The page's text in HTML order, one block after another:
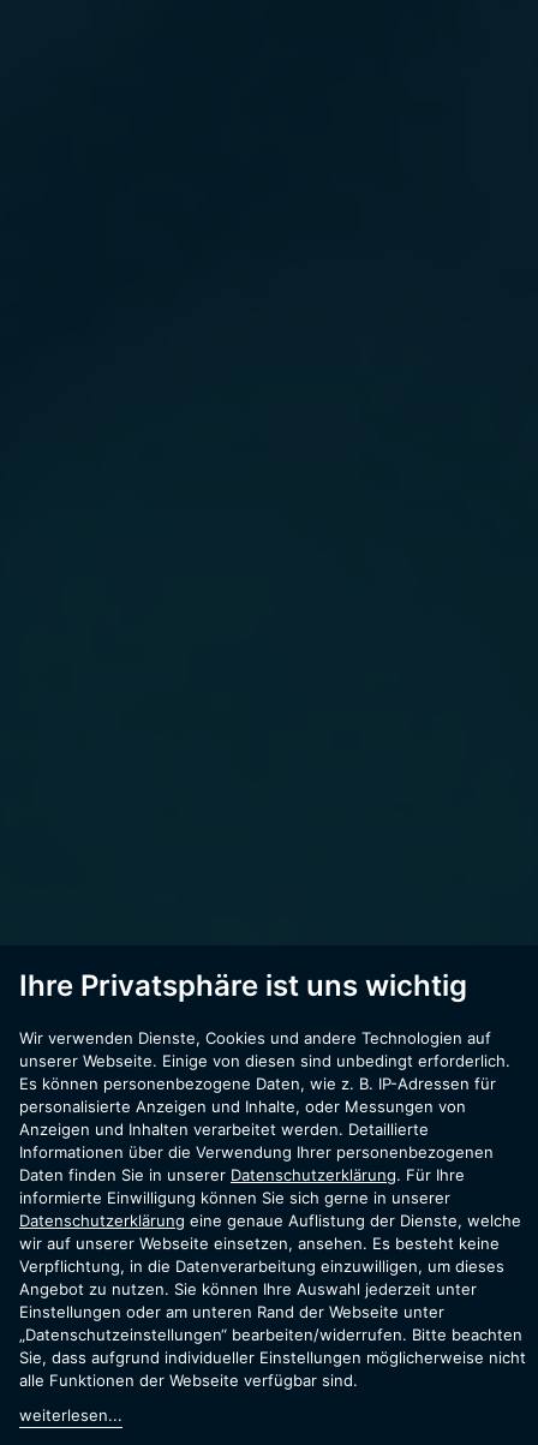
Ihre Privatsphäre ist uns wichtig
Wir verwenden Dienste, Cookies und andere Technologien auf
unserer Webseite. Einige von diesen sind unbedingt erforderlich.
Es können personenbezogene Daten, wie z. B. IP-Adressen für
personalisierte Anzeigen und Inhalte, oder Messungen von
Anzeigen und Inhalten verarbeitet werden. Detaillierte
Informationen über die Verwendung Ihrer personenbezogenen
Daten finden Sie in unserer Datenschutzerklärung. Für Ihre
informierte Einwilligung können Sie sich gerne in unserer
Datenschutzerklärung eine genaue Auflistung der Dienste, welche
wir auf unserer Webseite einsetzen, ansehen. Es besteht keine
Verpflichtung, in die Datenverarbeitung einzuwilligen, um dieses
Angebot zu nutzen. Sie können Ihre Auswahl jederzeit unter
Einstellungen oder am unteren Rand der Webseite unter
„Datenschutzeinstellungen“ bearbeiten/widerrufen. Bitte beachten
Sie, dass aufgrund individueller Einstellungen möglicherweise nicht
alle Funktionen der Webseite verfügbar sind.
weiterlesen...
techno-
logie.
Neueste Technologie und höchste
Präzision.
Alles rund um die Technik unserer sorgfältig
ausgewählten Produkte.